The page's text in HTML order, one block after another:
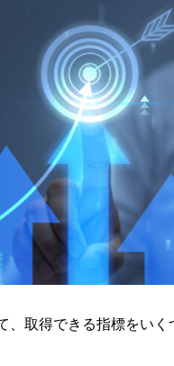
取得できる指標をいく